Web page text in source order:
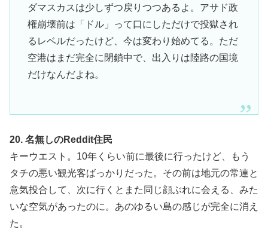
ダマスカスは少しずつ戻りつつあるよ。アサド政
権崩壊前は「ドル」って口にしただけで投獄され
るレベルだったけど、今は変わり始めてる。ただ
空港はまだ完全に閉鎖中で、出入りは陸路の国境
だけなんだよね。
20. 名無しのReddit住民
キーウエスト。10年くらい前に最後に行ったけど、もう
タチの悪い観光客ばっかりだった。その前は地元の常連と
意気投合して、次に行くとまた同じ顔ぶれに会える、みた
いな空気があったのに。あのゆるい島の感じが完全に消え
た。